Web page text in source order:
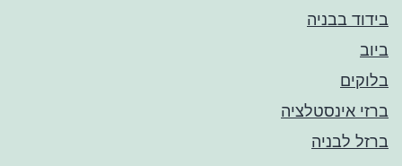
בידוד בבניה
ביוב
בלוקים
ברזי אינסטלציה
ברזל לבניה